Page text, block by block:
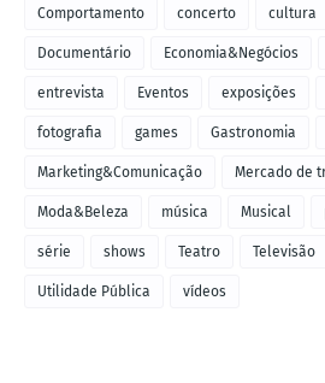
Comportamento concerto cultura
Documentário Economia&Negócios
entrevista Eventos exposições
fotografia games Gastronomia
Marketing&Comunicação Mercado de
Moda&Beleza música Musical
série shows Teatro Televisão
Utilidade Pública vídeos